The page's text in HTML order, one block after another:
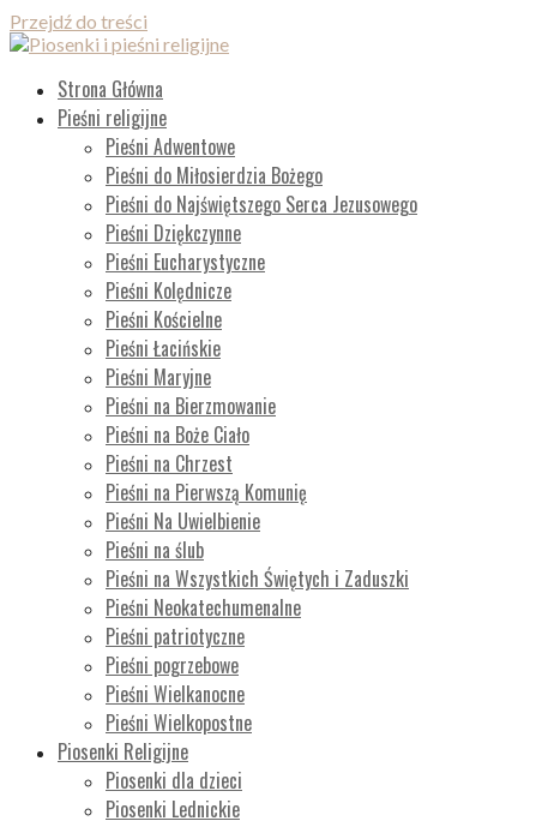
Przejdź do treści
Strona Główna
Pieśni religijne
Pieśni Adwentowe
Pieśni do Miłosierdzia Bożego
Pieśni do Najświętszego Serca Jezusowego
Pieśni Dziękczynne
Pieśni Eucharystyczne
Pieśni Kolędnicze
Pieśni Kościelne
Pieśni Łacińskie
Pieśni Maryjne
Pieśni na Bierzmowanie
Pieśni na Boże Ciało
Pieśni na Chrzest
Pieśni na Pierwszą Komunię
Pieśni Na Uwielbienie
Pieśni na ślub
Pieśni na Wszystkich Świętych i Zaduszki
Pieśni Neokatechumenalne
Pieśni patriotyczne
Pieśni pogrzebowe
Pieśni Wielkanocne
Pieśni Wielkopostne
Piosenki Religijne
Piosenki dla dzieci
Piosenki Lednickie